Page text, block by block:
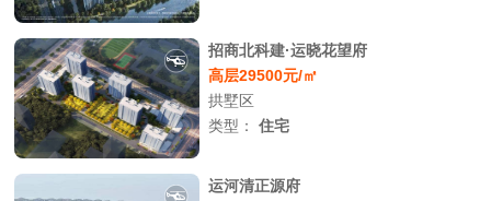
招商北科建·运晓花望府
高层29500元/㎡
拱墅区
类型：住宅
运河清正源府